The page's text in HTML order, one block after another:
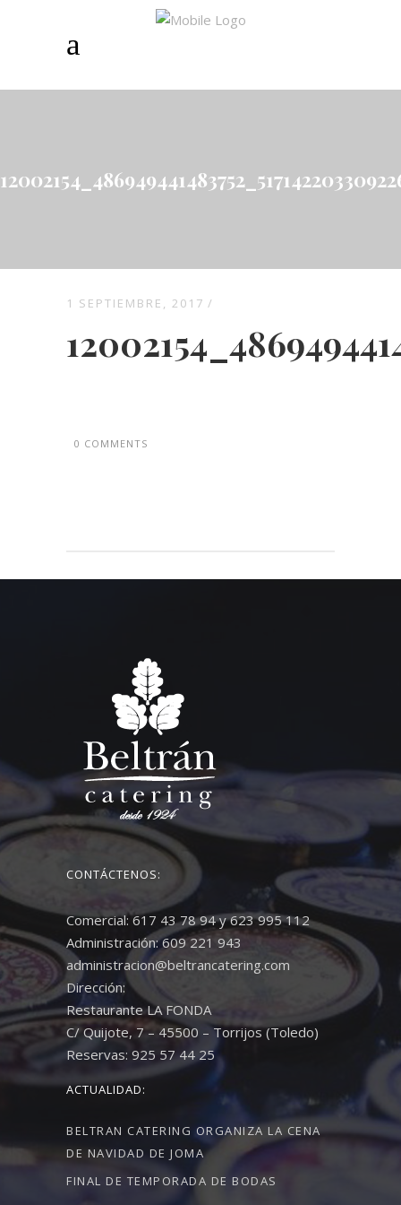
1 SEPTIEMBRE, 2017
0 COMMENTS
CONTÁCTENOS:
Comercial: 617 43 78 94 y 623 995 112
Administración: 609 221 943
administracion@beltrancatering.com
Dirección:
Restaurante LA FONDA
C/ Quijote, 7 – 45500 – Torrijos (Toledo)
Reservas: 925 57 44 25
ACTUALIDAD:
BELTRAN CATERING ORGANIZA LA CENA
DE NAVIDAD DE JOMA
FINAL DE TEMPORADA DE BODAS